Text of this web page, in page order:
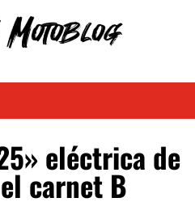
eléctrica de
carnet B